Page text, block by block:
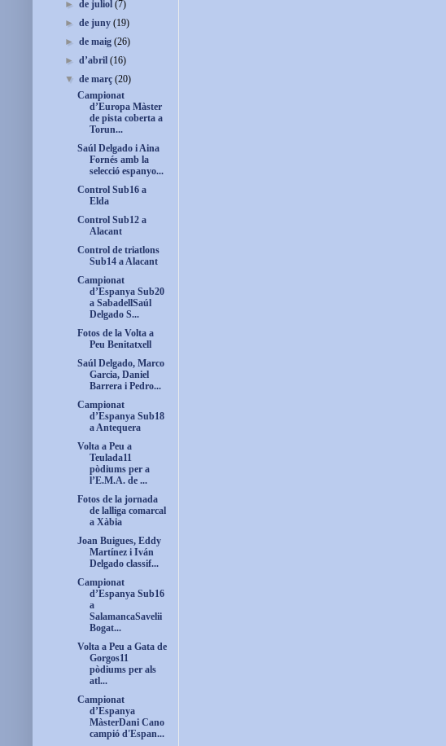
►de juliol(7)
►de juny(19)
►de maig(26)
►d’abril(16)
▼de març(20)
Campionat
d’Europa Màster
de pista coberta a
Torun...
Saúl Delgado i Aina
Fornés amb la
selecció espanyo...
Control Sub16 a
Elda
Control Sub12 a
Alacant
Control de triatlons
Sub14 a Alacant
Campionat
d’Espanya Sub20
a SabadellSaúl
Delgado S...
Fotos de la Volta a
Peu Benitatxell
Saúl Delgado, Marco
Garcia, Daniel
Barrera i Pedro...
Campionat
d’Espanya Sub18
a Antequera
Volta a Peu a
Teulada11
pòdiums per a
l’E.M.A. de ...
Fotos de la jornada
de lalliga comarcal
a Xàbia
Joan Buigues, Eddy
Martínez i Iván
Delgado classif...
Campionat
d’Espanya Sub16
a
SalamancaSavelii
Bogat...
Volta a Peu a Gata de
Gorgos11
pòdiums per als
atl...
Campionat
d’Espanya
MàsterDani Cano
campió d'Espan...